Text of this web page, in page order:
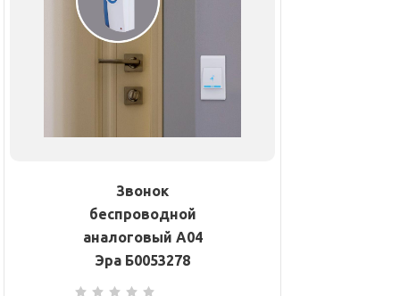
Звонок
беспроводной
аналоговый A04
Эра Б0053278